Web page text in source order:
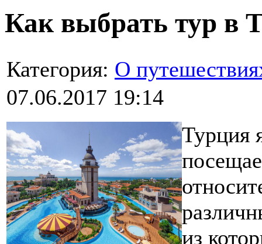
Как выбрать тур в
Категория: О
07.06.2017 19:14
Турция
из